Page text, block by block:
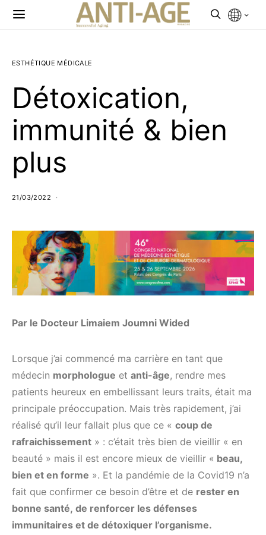
ESTHÉTIQUE MÉDICALE
Détoxication,
immunité & bien
plus
21/03/2022
Par le Docteur Limaiem Joumni Wided
Lorsque j’ai commencé ma carrière en tant que
médecin morphologue et anti-âge, rendre mes
patients heureux en embellissant leurs traits, était ma
principale préoccupation. Mais très rapidement, j’ai
réalisé qu’il leur fallait plus que ce « coup de
rafraichissement » : c’était très bien de vieillir « en
beauté » mais il est encore mieux de vieillir « beau,
bien et en forme ». Et la pandémie de la Covid19 n’a
fait que confirmer ce besoin d’être et de rester en
bonne santé, de renforcer les défenses
immunitaires et de détoxiquer l’organisme.